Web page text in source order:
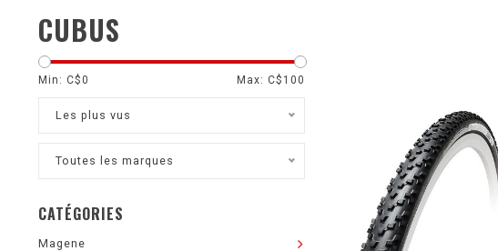
CUBUS
Min: C$0 Max: C$ 100
Les plus vus
Toutes les marques
CATÉGORIES
Magene